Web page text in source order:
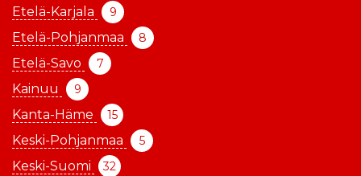
Etelä-Karjala 9
Etelä-Pohjanmaa 8
Etelä-Savo 7
Kainuu 9
Kanta-Häme 15
Keski-Pohjanmaa 5
Keski-Suomi 32